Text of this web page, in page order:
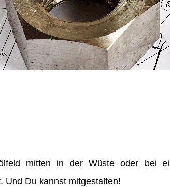
mitten in der Wüste oder bei
Und Du kannst mitgestalten!